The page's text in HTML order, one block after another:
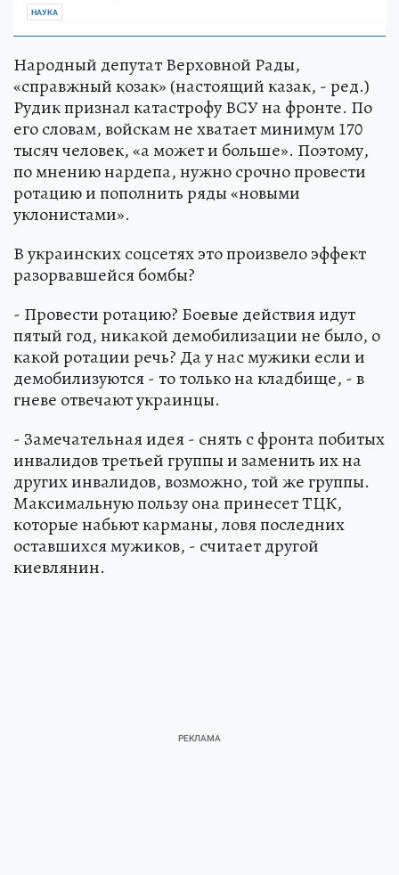
НАУКА
Народный депутат Верховной Рады,
«справжный козак» (настоящий казак, - ред.)
Рудик признал катастрофу ВСУ на фронте. По
его словам, войскам не хватает минимум 170
тысяч человек, «а может и больше». Поэтому,
по мнению нардепа, нужно срочно провести
ротацию и пополнить ряды «новыми
уклонистами».
В украинских соцсетях это произвело эффект
разорвавшейся бомбы?
- Провести ротацию? Боевые действия идут
пятый год, никакой демобилизации не было, о
какой ротации речь? Да у нас мужики если и
демобилизуются - то только на кладбище, - в
гневе отвечают украинцы.
- Замечательная идея - снять с фронта побитых
инвалидов третьей группы и заменить их на
других инвалидов, возможно, той же группы.
Максимальную пользу она принесет ТЦК,
которые набьют карманы, ловя последних
оставшихся мужиков, - считает другой
киевлянин.